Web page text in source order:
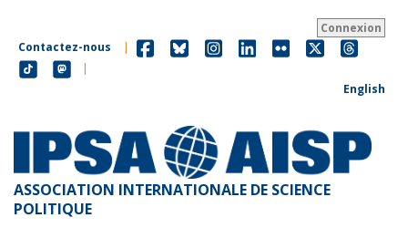
contenu
principal
Connexion
Contactez-nous
|
|
English
ASSOCIATION INTERNATIONALE DE SCIENCE
POLITIQUE